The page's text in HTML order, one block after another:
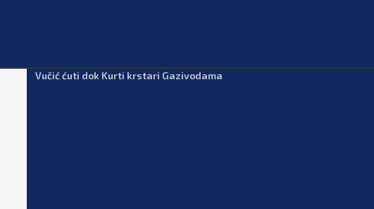
Vučić ćuti dok Kurti krstari Gazivodama